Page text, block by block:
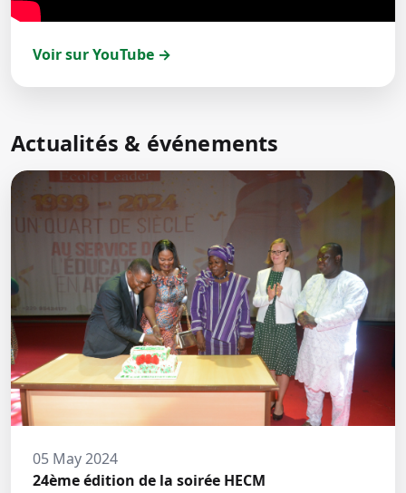
Voir sur YouTube →
Actualités & événements
05 May 2024
24ème édition de la soirée HECM